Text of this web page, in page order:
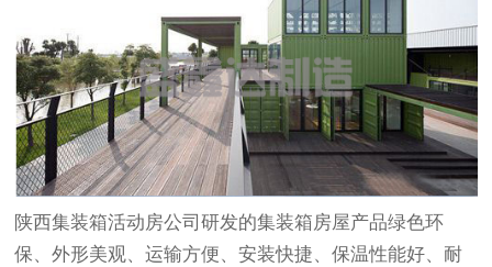
陕西集装箱活动房公司研发的集装箱房屋产品绿色环
保、外形美观、运输方便、安装快捷、保温性能好、耐